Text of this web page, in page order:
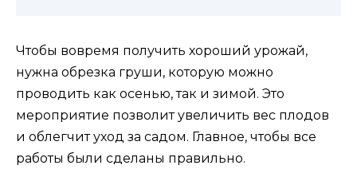
Чтобы вовремя получить хороший урожай,
нужна обрезка груши, которую можно
проводить как осенью, так и зимой. Это
мероприятие позволит увеличить вес плодов
и облегчит уход за садом. Главное, чтобы все
работы были сделаны правильно.